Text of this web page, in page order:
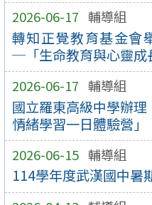
2026-06-17 輔導組
轉知正覺教育基金會
─「生命教育與心靈成
2026-06-17 輔導組
國立羅東高級中學辦
情緒學習一日體驗營」
2026-06-15 輔導組
114學年度武漢國中暑